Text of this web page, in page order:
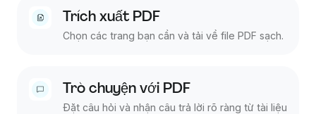
Trích xuất PDF
Chọn các trang bạn cần và tải về file PDF sạch.
Trò chuyện với PDF
Đặt câu hỏi và nhận câu trả lời rõ ràng từ tài liệu